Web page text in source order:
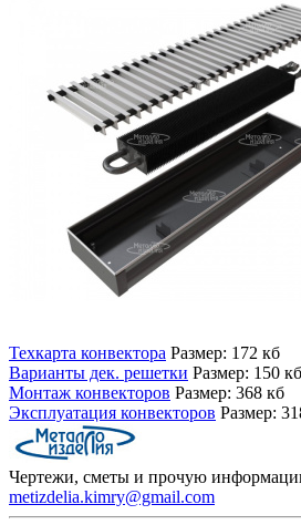
Техкарта конвектора Размер: 172 кб
Варианты дек. решетки Размер: 150 кб
Монтаж конвекторов Размер: 368 кб
Эксплуатация конвекторов Размер:
Чертежи, сметы и прочую
metizdelia.kimry@gmail.com